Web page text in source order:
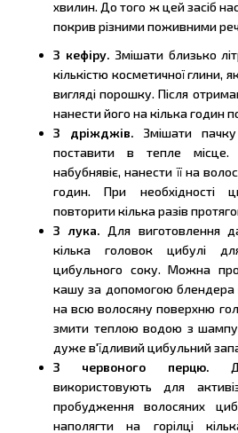
хвилин. До того ж цей засіб
покрив різними поживними
З кефіру. Змішати близько
кількістю косметичної глини,
вигляді порошку. Після
нанести його на кілька годин
З дріжджів. Змішати
поставити в тепле
набубнявіє, нанести її на
годин. При
повторити кілька разів
З лука. Для виготовлення
кілька головок цибулі
цибульного соку. Можна
кашу за допомогою блендера і
на всю волосяну поверхню
змити теплою водою з
дуже в'їдливий цибульний
З червоного перцю.
використовують для
пробудження волосяних
наполягти на горілці